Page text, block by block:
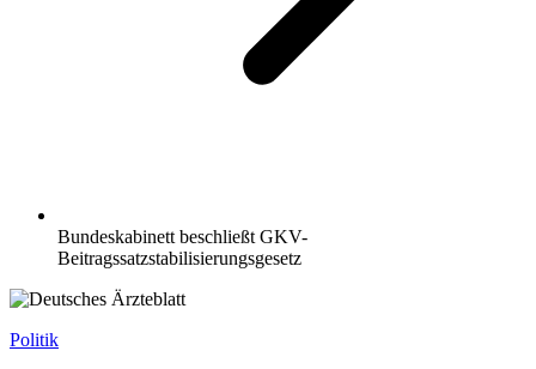
Bundeskabinett beschließt GKV-
Beitragssatzstabilisierungsgesetz
Politik